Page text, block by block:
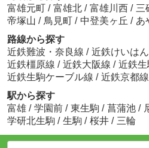
富雄元町 / 富雄北 / 富雄川西 / 三
帝塚山 / 鳥見町 / 中登美ヶ丘 / あ
路線から探す
近鉄難波・奈良線 / 近鉄けいは
近鉄橿原線 / 近鉄大阪線 / 近鉄生
近鉄生駒ケーブル線 / 近鉄京都線
駅から探す
富雄 / 学園前 / 東生駒 / 菖蒲池 /
学研北生駒 / 生駒 / 桜井 / 三輪